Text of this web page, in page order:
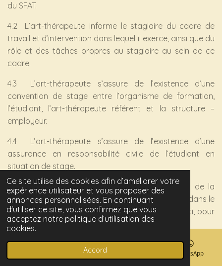
Ce site utilise des cookies afin d’améliorer votre
expérience utilisateur et vous proposer des
annonces personnalisées. En continuant
d'utiliser ce site, vous confirmez que vous
acceptez notre politique d’utilisation des
cookies.
Accord
du SFAT.
4.2 L’art-thérapeute informe le stagiaire du cadre de
travail et d’intervention dans lequel il exerce, ainsi que du
rôle et des tâches propres au stagiaire au sein de ce
cadre.
4.3 L’art-thérapeute s’assure de l’existence d’une
convention de stage entre l’organisme de formation,
l’étudiant, l’art-thérapeute référent et la structure –
employeur.
4.4 L’art-thérapeute s’assure de l’existence d’une
assurance en responsabilité civile de l’étudiant en
situation de stage.
4.5 L’art-thérapeute veille à informer le patient de la
participation observatrice ou active de l’étudiant dans le
cadre thérapeutique et ce, en présence de celui-ci, pour
une durée définie.
4.6 L’art-thérapeute référent assure un suivi de stage
régulier pour permettre à l’étudiant de saisir les objectifs
Téléphone WhatsApp